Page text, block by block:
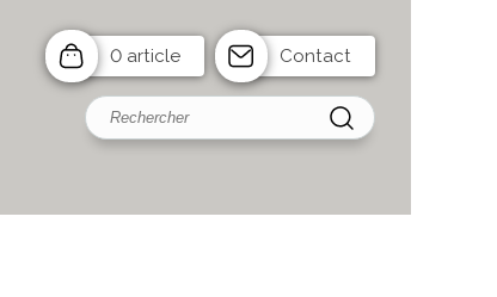
0 article Contact